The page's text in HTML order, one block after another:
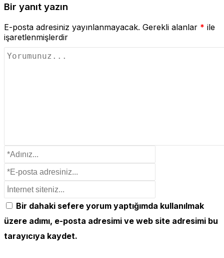
Bir yanıt yazın
E-posta adresiniz yayınlanmayacak. Gerekli alanlar * ile
işaretlenmişlerdir
Bir dahaki sefere yorum yaptığımda kullanılmak
üzere adımı, e-posta adresimi ve web site adresimi bu
tarayıcıya kaydet.